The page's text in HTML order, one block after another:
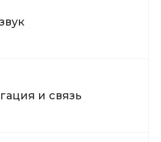
и связь